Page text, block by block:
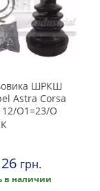
ШРКШ
Astra Corsa
O1=23/O
грн.
в наличии